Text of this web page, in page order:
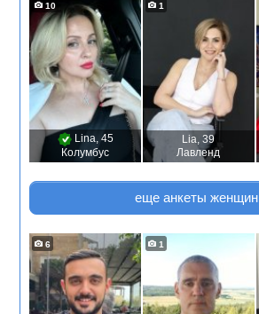
10
Lina , 45
Колумбус
1
Lia , 39
Лавленд
еще анкеты женщин
6 1